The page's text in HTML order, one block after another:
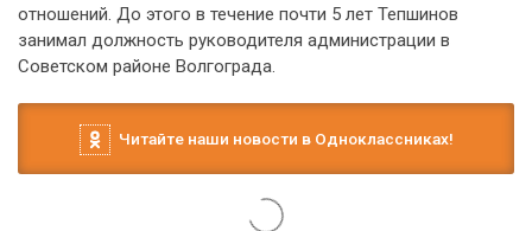
отношений. До этого в течение почти 5 лет Тепшинов
занимал должность руководителя администрации в
Советском районе Волгограда.
Читайте наши новости в Одноклассниках!